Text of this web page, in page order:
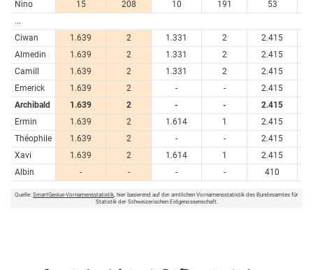
Nino
15 208 10 191 53
...
Ciwan
1.639 2 1.331 2
2.415
Almedin
1.639 2 1.331 2
2.415
Camill
1.639 2 1.331 2
2.415
Emerick
1.639 2 - -
2.415
Archibald
1.639 2 - -
2.415
Ermin
1.639 2 1.614 1
2.415
Théophile
1.639 2 - -
2.415
Xavi
1.639 2 1.614 1
2.415
Albin
- - - - 410
Quelle: SmartGenius-Vornamensstatistik , hier basierend auf der amtlichen Vornamensstatistik des Bundesamtes für
Statistik der Schweizerischen Eidgenossenschaft.